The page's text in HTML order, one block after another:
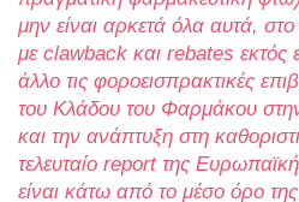
μην είναι αρκετά όλα αυτά,
με clawback και rebates εκτός
άλλο τις φοροεισπρακτικές
του Κλάδου του Φαρμάκου
και την ανάπτυξη στη
τελευταίο reportτης
είναι κάτω από το μέσο όρο